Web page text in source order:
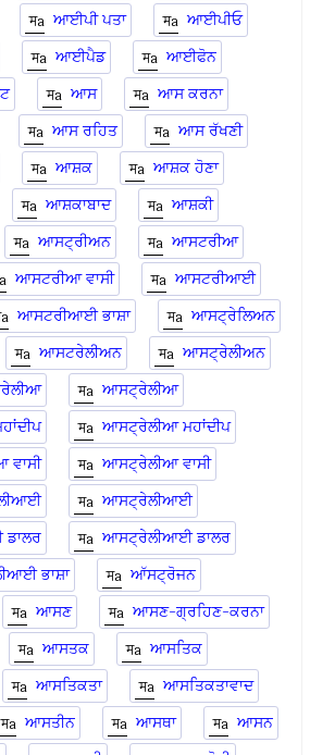
ਆਈਪੀ ਪਤਾ
ਆਈਪੀਓ
ਆਈਪੈਡ
ਆਈਫੋਨ
ਆਸ
ਆਸ ਕਰਨਾ
ਆਸ ਰਹਿਤ
ਆਸ ਰੱਖਣੀ
ਆਸ਼ਕ
ਆਸ਼ਕ ਹੋਣਾ
ਆਸ਼ਕਾਬਾਦ
ਆਸ਼ਕੀ
ਆਸਟ੍ਰੀਅਨ
ਆਸਟਰੀਆ
ਆਸਟਰੀਆ ਵਾਸੀ
ਆਸਟਰੀਆਈ
ਆਸਟਰੀਆਈ ਭਾਸ਼ਾ
ਆਸਟ੍ਰੇਲਿਅਨ
ਆਸਟਰੇਲੀਅਨ
ਆਸਟ੍ਰੇਲੀਅਨ
ਆਸਟ੍ਰੇਲੀਆ
ਆਸਟ੍ਰੇਲੀਆ ਮਹਾਂਦੀਪ
ਆਸਟ੍ਰੇਲੀਆ ਵਾਸੀ
ਆਸਟ੍ਰੇਲੀਆਈ
ਆਸਟ੍ਰੇਲੀਆਈ ਡਾਲਰ
ਭਾਸ਼ਾ
ਆੱਸਟ੍ਰੋਜਨ
ਆਸਣ
ਆਸਣ-ਗ੍ਰਹਿਣ-ਕਰਨਾ
ਆਸਤਕ
ਆਸਤਿਕ
ਆਸਤਿਕਤਾ
ਆਸਤਿਕਤਾਵਾਦ
ਆਸਤੀਨ ਆਸਥਾ
ਆਸਨ